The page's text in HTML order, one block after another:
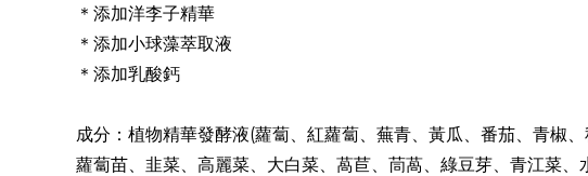
＊添加洋李子精華
＊添加小球藻萃取液
＊添加乳酸鈣
成分：植物精華發酵液(蘿蔔、紅蘿蔔、蕪青、黃瓜、番茄、青椒、
蘿蔔苗、韭菜、高麗菜、大白菜、萵苣、茼萵、綠豆芽、青江菜、